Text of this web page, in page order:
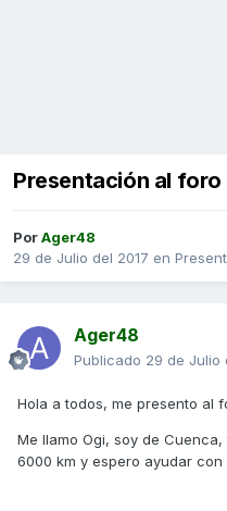
Presentación al foro
PorAger48
29 de Julio del 2017 en
Ager48
Publicado 29 de Julio
Hola a todos, me presento al
Me llamo Ogi, soy de
6000 km y espero ayudar con